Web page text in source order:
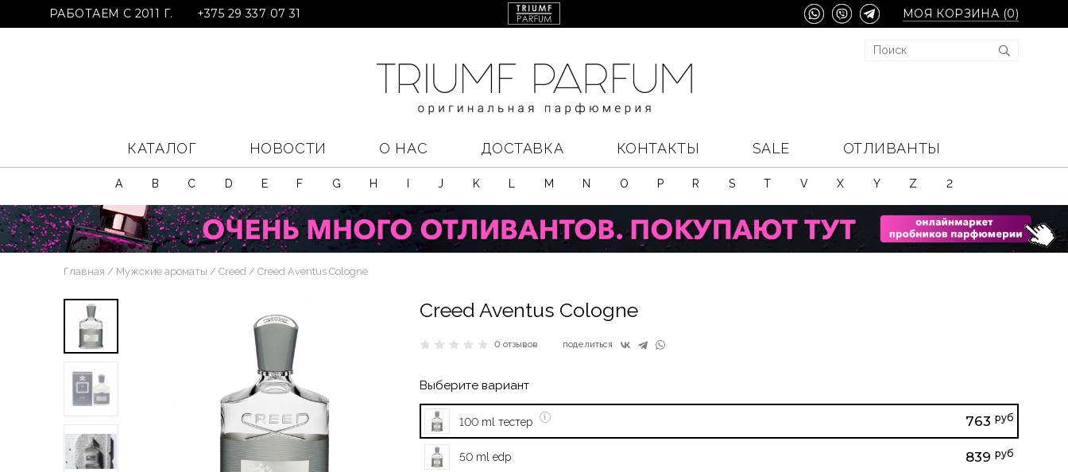
РАБОТАЕМ С 2011 Г. +375 29 337 07 31 МОЯ КОРЗИНА (0)
КАТАЛОГ НОВОСТИ О НАС ДОСТАВКА КОНТАКТЫ SALE ОТЛИВАНТЫ
A B C D E F G H J K M N O P R S T V X Y Z 2
Главная Мужские ароматы Creed Creed Aventus Cologne
Creed Aventus Cologne
0 отзывов поделиться
Выберите вариант
100 ml тестер 763 руб
50 ml edp 839 руб